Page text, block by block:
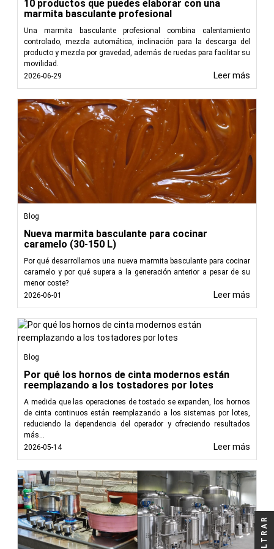
garantizan la calidad y la uniformidad.
Ventajas de los intercambiadores de calor
Eficiencia energética: Al transferir eficazmente el
calor entre fluidos, los intercambiadores de calor
reducen el consumo de energía y los costes de
funcionamiento.
Calidad del producto:El control preciso de la
temperatura ayuda a mantener las características y la
calidad deseadas de los productos alimentarios.
Impacto medioambiental:
Un menor consumo de
energía contribuye a reducir las emisiones de carbono
y la huella ecológica.
Soluciones confiables de intercambio de calor con
FoodTechProcess
En FoodTechProcess, nos especializamos en proporcionar
intercambiadores de calor de última generación diseñados
para la industria alimentaria. Nuestras soluciones garantizan
un rendimiento térmico óptimo, un control preciso de la
temperatura y una eficiencia energética. Con el objetivo de
mejorar las operaciones de procesamiento de alimentos,
nuestros intercambiadores de calor contribuyen a una
mejor calidad del producto.
10 productos que puedes elaborar con una
marmita basculante profesional
Una marmita basculante profesional combina calentamiento
controlado, mezcla automática, inclinación para la descarga del
producto y mezcla por gravedad, además de ruedas para facilitar su
movilidad.
2026-06-29
Leer más
Blog
Nueva marmita basculante para cocinar
caramelo (30-150 L)
Por qué desarrollamos una nueva marmita basculante para cocinar
caramelo y por qué supera a la generación anterior a pesar de su
menor coste?
2026-06-01
Leer más
Blog
Por qué los hornos de cinta modernos están
reemplazando a los tostadores por lotes
A medida que las operaciones de tostado se expanden, los hornos
de cinta continuos están reemplazando a los sistemas por lotes,
reduciendo la dependencia del operador y ofreciendo resultados
más...
2026-05-14
Leer más
FILTRAR